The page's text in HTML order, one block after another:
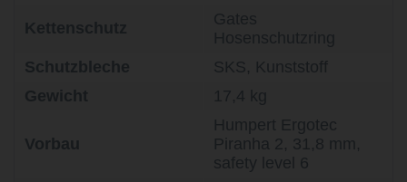
Schutzbleche
SKS, Kunststoff
Vorbau
Humpert Ergotec
Piranha 2, 31,8 mm,
safety level 6